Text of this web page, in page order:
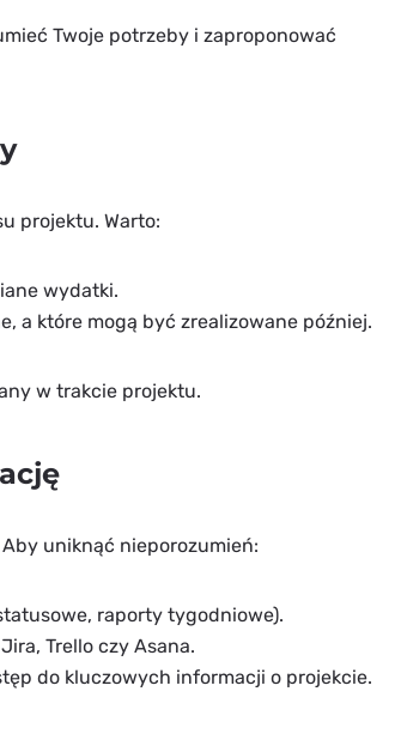
Twoje potrzeby i zaproponować
projektu. Warto:
wydatki.
a które mogą być zrealizowane później.
w trakcie projektu.
uniknąć nieporozumień:
raporty tygodniowe).
Trello czy Asana.
do kluczowych informacji o projekcie.